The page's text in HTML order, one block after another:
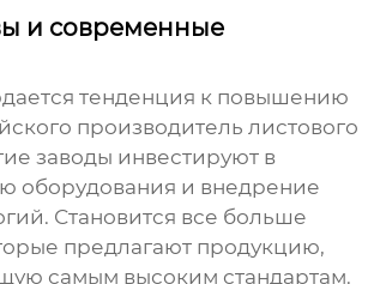
и современные
тенденция к повышению
производитель листового
заводы инвестируют в
оборудования и внедрение
Становится все больше
предлагают продукцию,
самым высоким стандартам.